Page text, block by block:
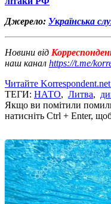
Джерело: Українська
Новини від
наш канал https://t.me/
Читайте
ТЕГИ: НАТО, Литва,
Якщо ви помітили
натисніть Ctrl + Enter,